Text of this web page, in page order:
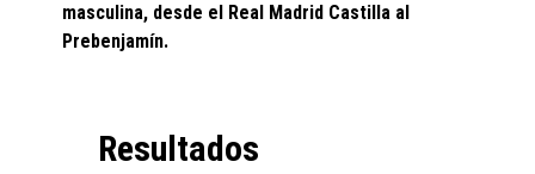
masculina, desde el Real Madrid Castilla al
Prebenjamín.
Resultados